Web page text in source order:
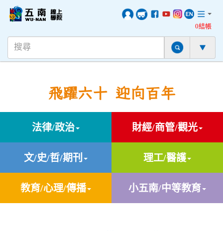
0結帳
飛躍六十 迎向百年
法律/政治 財經/商管/觀光
文/史/哲/期刊 理工/醫護
教育/心理/傳播 小五南/中等教育